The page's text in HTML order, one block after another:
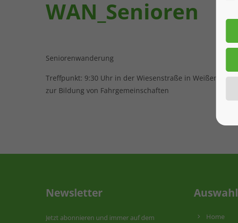
WAN_Senioren
Seniorenwanderung
Treffpunkt: 9:30 Uhr in der Wiesenstraße in Weißenburg
zur Bildung von Fahrgemeinschaften
Newsletter
Jetzt abonnieren und immer auf dem
Auswahl
Home